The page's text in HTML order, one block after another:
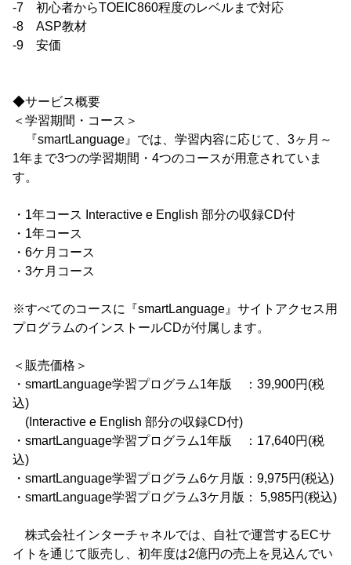
-7 初心者からTOEIC860程度のレベルまで対応
-8 ASP教材
-9 安価
◆サービス概要
＜学習期間・コース＞
『smartLanguage』では、学習内容に応じて、3ヶ月～
1年まで3つの学習期間・4つのコースが用意されていま
す。
・1年コース Interactive e English 部分の収録CD付
・1年コース
・6ケ月コース
・3ケ月コース
※すべてのコースに『smartLanguage』サイトアクセス用
プログラムのインストールCDが付属します。
＜販売価格＞
・smartLanguage学習プログラム1年版 ：39,900円(税
込)
(Interactive e English 部分の収録CD付)
・smartLanguage学習プログラム1年版 ：17,640円(税
込)
・smartLanguage学習プログラム6ケ月版：9,975円(税込)
・smartLanguage学習プログラム3ケ月版： 5,985円(税込)
株式会社インターチャネルでは、自社で運営するECサ
イトを通じて販売し、初年度は2億円の売上を見込んでい